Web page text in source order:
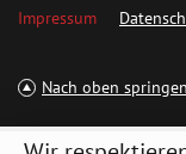
Impressum
Nach oben springen